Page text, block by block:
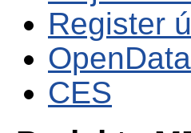
Register
CES